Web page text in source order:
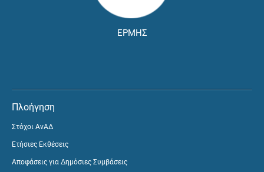
ΕΡΜΗΣ
Πλοήγηση
Στόχοι ΑνΑΔ
Ετήσιες Εκθέσεις
Αποφάσεις για Δημόσιες Συμβάσεις